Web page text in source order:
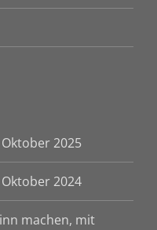
2025
2024
machen, mit